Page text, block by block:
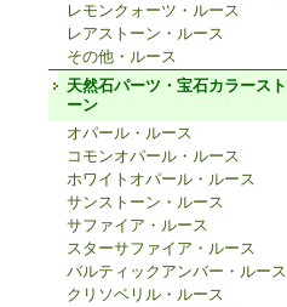
レモンクォーツ・ルース
レアストーン・ルース
その他・ルース
天然石パーツ・宝石カラースト
ーン
オパール・ルース
コモンオパール・ルース
ホワイトオパール・ルース
サンストーン・ルース
サファイア・ルース
スターサファイア・ルース
バルティックアンバー・ルース
クリソベリル・ルース